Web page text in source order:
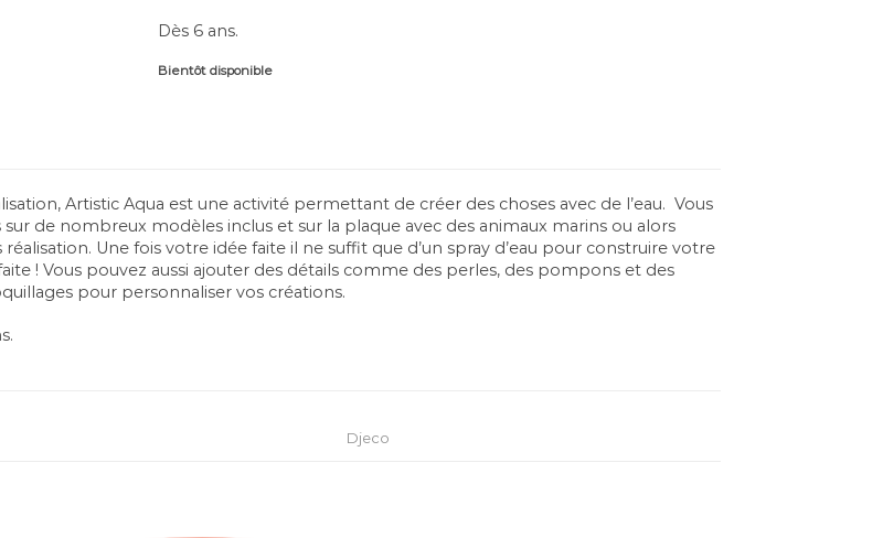
Dès 6 ans.
Bientôt disponible
Artistic Aqua est une activité permettant de créer des choses avec de l’eau. Vous
de nombreux modèles inclus et sur la plaque avec des animaux marins ou alors
Une fois votre idée faite il ne suffit que d’un spray d’eau pour construire votre
! Vous pouvez aussi ajouter des détails comme des perles, des pompons et des
pour personnaliser vos créations.
Djeco